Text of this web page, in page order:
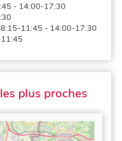
- 14:00-17:30
11:45 - 14:00-17:30
plus proches